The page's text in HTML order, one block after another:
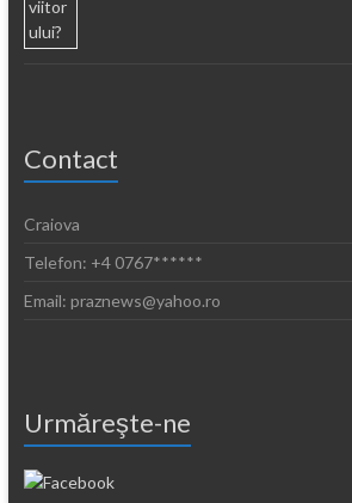
Contact
Craiova
Telefon: +4 0767******
Email: praznews@yahoo.ro
Urmăreşte-ne